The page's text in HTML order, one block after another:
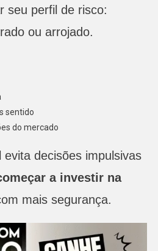
seu perfil de risco:
ou arrojado.
sentido
do mercado
decisões impulsivas
a investir na
mais segurança.